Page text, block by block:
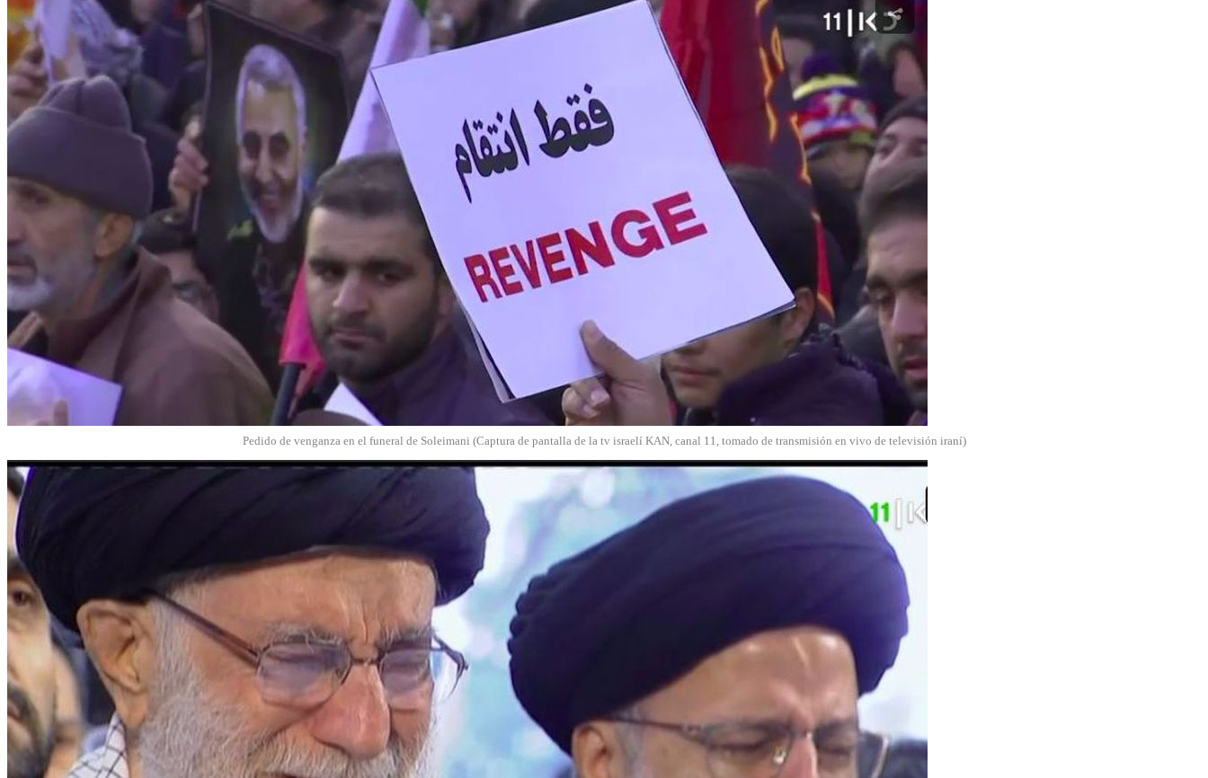
Pedido de venganza en el funeral de Soleimani (Captura de pantalla de la tv israelí KAN, canal 11, tomado de transmisión en vivo de televisión iraní)